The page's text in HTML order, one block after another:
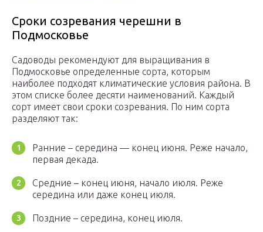
Сроки созревания черешни в
Подмосковье
Садоводы рекомендуют для выращивания в
Подмосковье определенные сорта, которым
наиболее подходят климатические условия района. В
этом списке более десяти наименований. Каждый
сорт имеет свои сроки созревания. По ним сорта
разделяют так:
Ранние – середина — конец июня. Реже начало,
первая декада.
Средние – конец июня, начало июля. Реже
середина или даже конец июля.
Поздние – середина, конец июля.